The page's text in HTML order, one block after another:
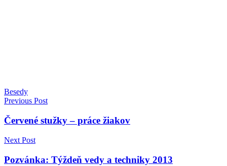
Besedy
Navigácia
v
Previous Post
Červené stužky – práce žiakov
Next Post
Pozvánka: Týždeň vedy a techniky 2013